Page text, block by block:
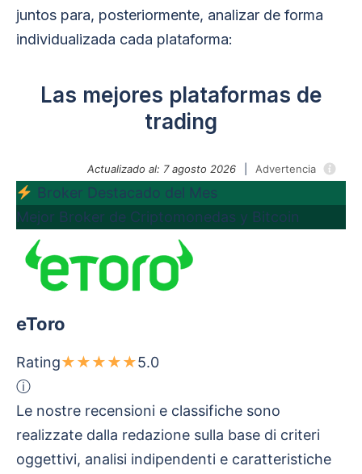
juntos para, posteriormente, analizar de forma
individualizada cada plataforma:
Las mejores plataformas de
trading
Advertencia
Actualizado al: 7 agosto 2026
Broker Destacado del Mes
Mejor Broker de Criptomonedas y Bitcoin
eToro
Rating★★★★★5.0
ⓘ
Le nostre recensioni e classifiche sono
realizzate dalla redazione sulla base di criteri
oggettivi, analisi indipendenti e caratteristiche